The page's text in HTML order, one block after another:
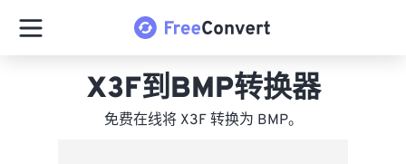
X3F到BMP转换器
免费在线将 X3F 转换为 BMP。